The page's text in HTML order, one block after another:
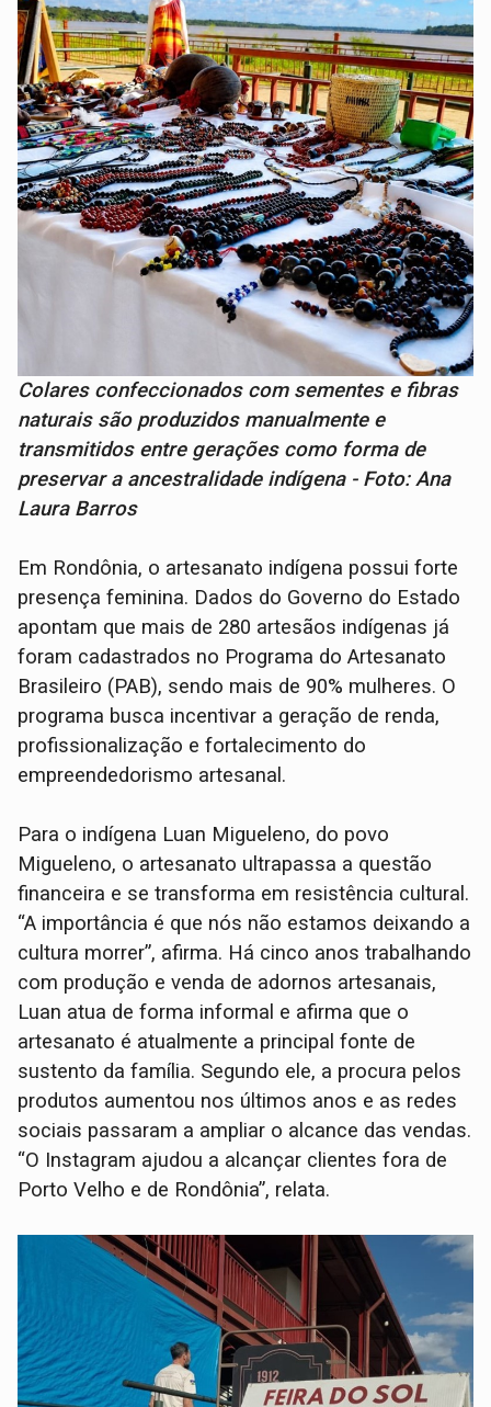
Colares confeccionados com sementes e fibras
naturais são produzidos manualmente e
transmitidos entre gerações como forma de
preservar a ancestralidade indígena - Foto: Ana
Laura Barros
Em Rondônia, o artesanato indígena possui forte
presença feminina. Dados do Governo do Estado
apontam que mais de 280 artesãos indígenas já
foram cadastrados no Programa do Artesanato
Brasileiro (PAB), sendo mais de 90% mulheres. O
programa busca incentivar a geração de renda,
profissionalização e fortalecimento do
empreendedorismo artesanal.
Para o indígena Luan Migueleno, do povo
Migueleno, o artesanato ultrapassa a questão
financeira e se transforma em resistência cultural.
“A importância é que nós não estamos deixando a
cultura morrer”, afirma. Há cinco anos trabalhando
com produção e venda de adornos artesanais,
Luan atua de forma informal e afirma que o
artesanato é atualmente a principal fonte de
sustento da família. Segundo ele, a procura pelos
produtos aumentou nos últimos anos e as redes
sociais passaram a ampliar o alcance das vendas.
“O Instagram ajudou a alcançar clientes fora de
Porto Velho e de Rondônia”, relata.